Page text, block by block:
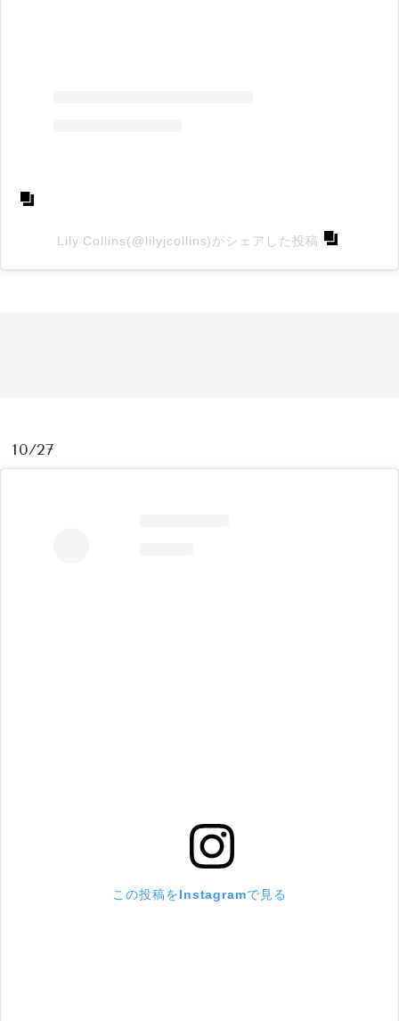
Lily Collins(@lilyjcollins)がシェアした投稿
10/27
この投稿をInstagramで見る